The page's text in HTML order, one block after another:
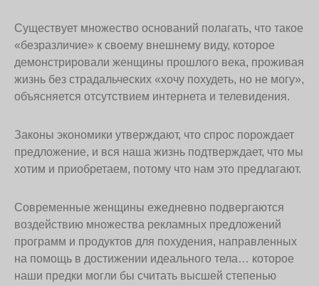
Существует множество оснований полагать, что такое
«безразличие» к своему внешнему виду, которое
демонстрировали женщины прошлого века, проживая
жизнь без страдальческих «хочу похудеть, но не могу»,
объясняется отсутствием интернета и телевидения.
Законы экономики утверждают, что спрос порождает
предложение, и вся наша жизнь подтверждает, что мы
хотим и приобретаем, потому что нам это предлагают.
Современные женщины ежедневно подвергаются
воздействию множества рекламных предложений
программ и продуктов для похудения, направленных
на помощь в достижении идеального тела… которое
наши предки могли бы считать высшей степенью